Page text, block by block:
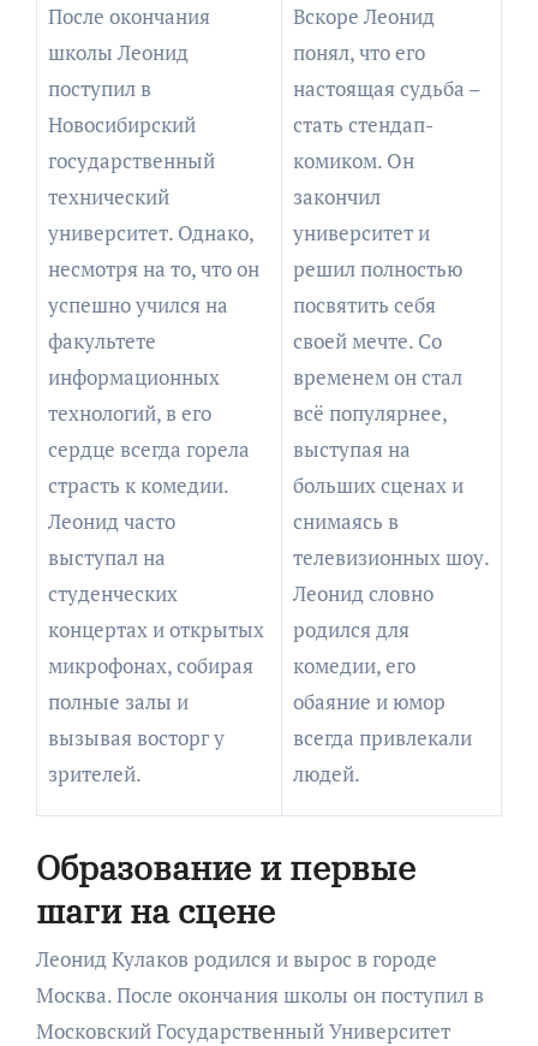
После окончания
школы Леонид
поступил в
Новосибирский
государственный
технический
университет. Однако,
несмотря на то, что он
успешно учился на
факультете
информационных
технологий, в его
сердце всегда горела
страсть к комедии.
Леонид часто
выступал на
студенческих
концертах и открытых
микрофонах, собирая
полные залы и
вызывая восторг у
зрителей.
Вскоре Леонид
понял, что его
настоящая судьба –
стать стендап-
комиком. Он
закончил
университет и
решил полностью
посвятить себя
своей мечте. Со
временем он стал
всё популярнее,
выступая на
больших сценах и
снимаясь в
телевизионных шоу.
Леонид словно
родился для
комедии, его
обаяние и юмор
всегда привлекали
людей.
Образование и первые
шаги на сцене
Леонид Кулаков родился и вырос в городе
Москва. После окончания школы он поступил в
Московский Государственный Университет